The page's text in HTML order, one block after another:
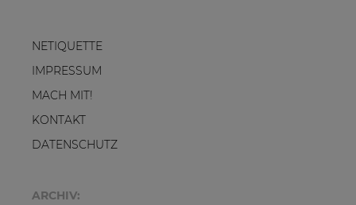
NETIQUETTE
IMPRESSUM
MACH MIT!
KONTAKT
DATENSCHUTZ
ARCHIV: